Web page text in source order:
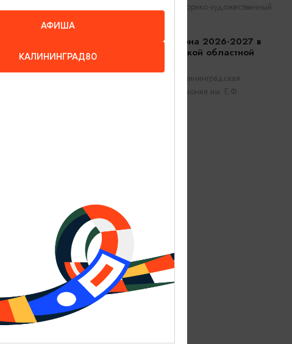
областной историко-художественный
Открытие сезона 2026-2027 в
Калининградской областной
Калининград, Калининградская
областная филармония им. Е.Ф.
АФИША
КАЛИНИНГРАД80